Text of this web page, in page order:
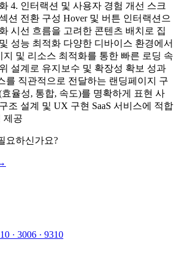
4. 인터랙션 및 사용자 경험 개선 스크
션 전환 구성 Hover 및 버튼 인터랙션으
시선 흐름을 고려한 콘텐츠 배치로 집
성능 최적화 다양한 디바이스 환경에서
및 리소스 최적화를 통한 빠른 로딩 속
설계로 유지보수 및 확장성 확보 성과
를 직관적으로 전달하는 랜딩페이지 구
율성, 통합, 속도)를 명확하게 표현 사
조 설계 및 UX 구현 SaaS 서비스에 적합
제공
요하신가요?
· 3006 · 9310